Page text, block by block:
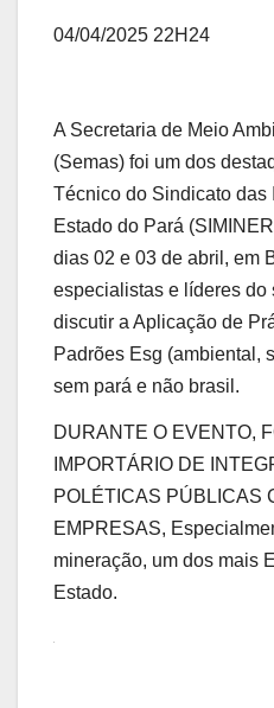
04/04/2025 22H24
A Secretaria de Meio
(Semas) foi um dos
Técnico do Sindicato das
Estado do Pará
dias 02 e 03 de abril, em
especialistas e líderes do
discutir a Aplicação de
Padrões Esg (ambiental,
sem pará e não brasil.
DURANTE O EVENTO,
IMPORTÁRIO DE
POLÉTICAS PÚBLICAS
EMPRESAS,
mineração, um dos mais
Estado.